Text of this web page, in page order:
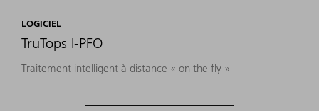
LOGICIEL
TruTops I-PFO
Traitement intelligent à distance « on the fly »